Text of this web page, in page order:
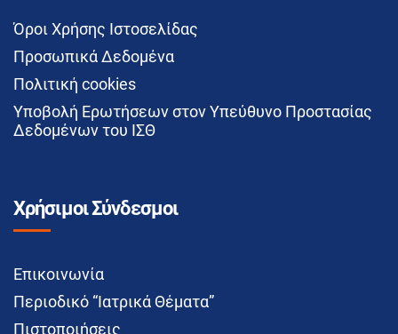
Όροι Χρήσης Ιστοσελίδας
Προσωπικά Δεδομένα
Πολιτική cookies
Υποβολή Ερωτήσεων στον Υπεύθυνο Προστασίας
Δεδομένων του ΙΣΘ
Χρήσιμοι Σύνδεσμοι
Επικοινωνία
Περιοδικό “Ιατρικά Θέματα”
Πιστοποιήσεις